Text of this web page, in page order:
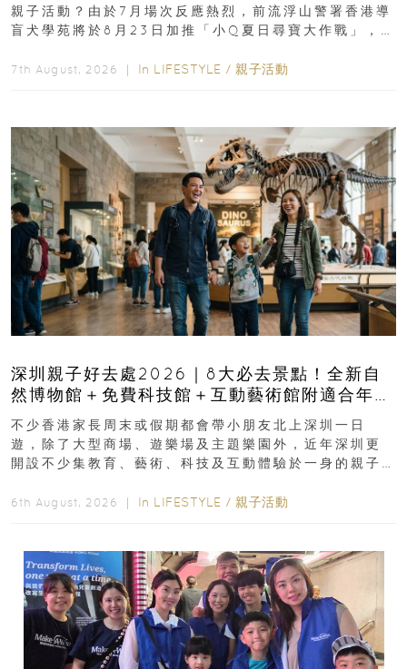
親子活動？由於7月場次反應熱烈，前流浮山警署香港導
盲犬學苑將於8月23日加推「小Q夏日尋寶大作戰」，家
7th August, 2026 ｜ In LIFESTYLE / 親子活動
深圳親子好去處2026｜8大必去景點！全新自
然博物館＋免費科技館＋互動藝術館附適合年
齡、交通、門票、開放時間
不少香港家長周末或假期都會帶小朋友北上深圳一日
遊，除了大型商場、遊樂場及主題樂園外，近年深圳更
開設不少集教育、藝術、科技及互動體驗於一身的親子
6th August, 2026 ｜ In LIFESTYLE / 親子活動